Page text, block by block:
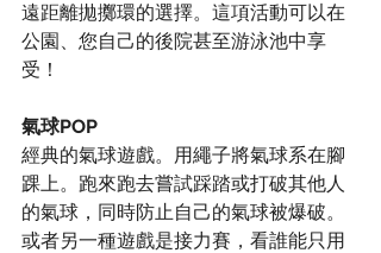
遠距離拋擲環的選擇。這項活動可以在
公園、您自己的後院甚至游泳池中享
受！
氣球POP
經典的氣球遊戲。用繩子將氣球系在腳
踝上。跑來跑去嘗試踩踏或打破其他人
的氣球，同時防止自己的氣球被爆破。
或者另一種遊戲是接力賽，看誰能只用